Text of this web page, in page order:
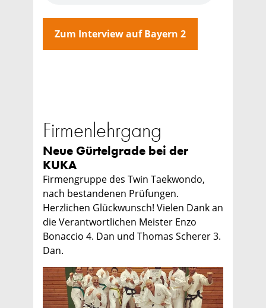
Zum Interview auf Bayern 2
Firmenlehrgang
Neue Gürtelgrade bei der
KUKA
Firmengruppe des Twin Taekwondo,
nach bestandenen Prüfungen.
Herzlichen Glückwunsch! Vielen Dank an
die Verantwortlichen Meister Enzo
Bonaccio 4. Dan und Thomas Scherer 3.
Dan.